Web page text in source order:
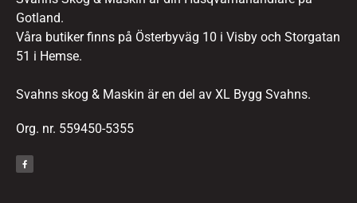
Gotland.
Våra butiker finns på Österbyväg 10 i Visby och Storgatan
51 i Hemse.
Svahns skog & Maskin är en del av XL Bygg Svahns.
Org. nr. 559450-5355